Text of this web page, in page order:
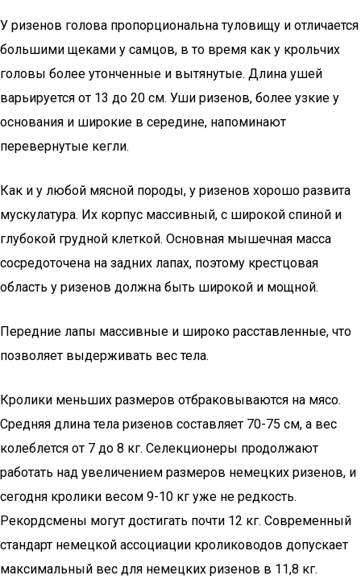
У ризенов голова пропорциональна туловищу и отличается
большими щеками у самцов, в то время как у крольчих
головы более утонченные и вытянутые. Длина ушей
варьируется от 13 до 20 см. Уши ризенов, более узкие у
основания и широкие в середине, напоминают
перевернутые кегли.
Как и у любой мясной породы, у ризенов хорошо развита
мускулатура. Их корпус массивный, с широкой спиной и
глубокой грудной клеткой. Основная мышечная масса
сосредоточена на задних лапах, поэтому крестцовая
область у ризенов должна быть широкой и мощной.
Передние лапы массивные и широко расставленные, что
позволяет выдерживать вес тела.
Кролики меньших размеров отбраковываются на мясо.
Средняя длина тела ризенов составляет 70-75 см, а вес
колеблется от 7 до 8 кг. Селекционеры продолжают
работать над увеличением размеров немецких ризенов, и
сегодня кролики весом 9-10 кг уже не редкость.
Рекордсмены могут достигать почти 12 кг. Современный
стандарт немецкой ассоциации кролиководов допускает
максимальный вес для немецких ризенов в 11,8 кг.